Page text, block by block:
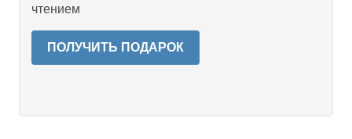
чтением
ПОЛУЧИТЬ ПОДАРОК